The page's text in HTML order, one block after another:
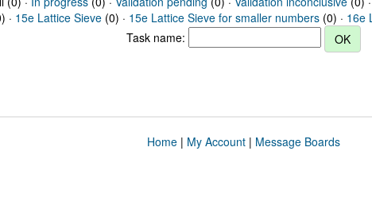
· 15e Lattice Sieve (0) · 15e Lattice Sieve for smaller numbers (0) · 16e
Task name:
Home| My Account| Message Boards